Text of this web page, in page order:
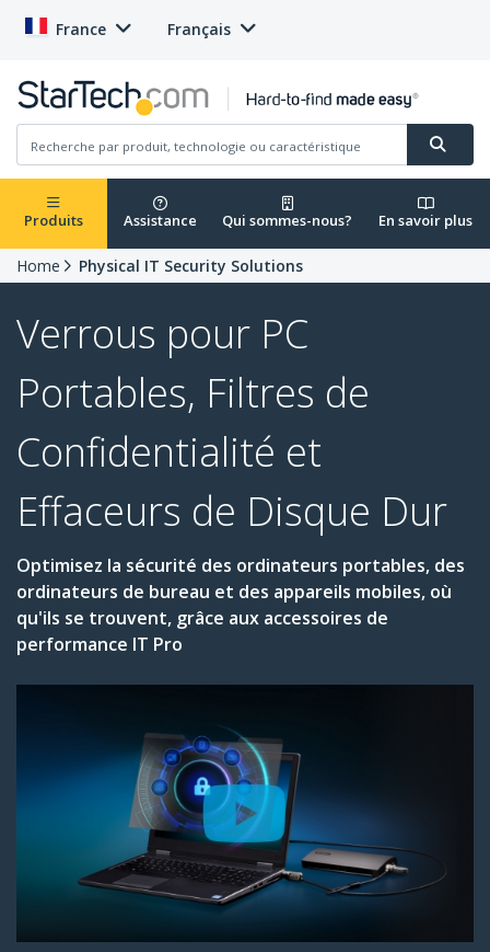
France Français
Produits Assistance Qui sommes-nous? En savoir plus
Home Physical IT Security Solutions
Verrous pour PC
Portables, Filtres de
Confidentialité et
Effaceurs de Disque Dur
Optimisez la sécurité des ordinateurs portables, des
ordinateurs de bureau et des appareils mobiles, où
qu'ils se trouvent, grâce aux accessoires de
performance IT Pro